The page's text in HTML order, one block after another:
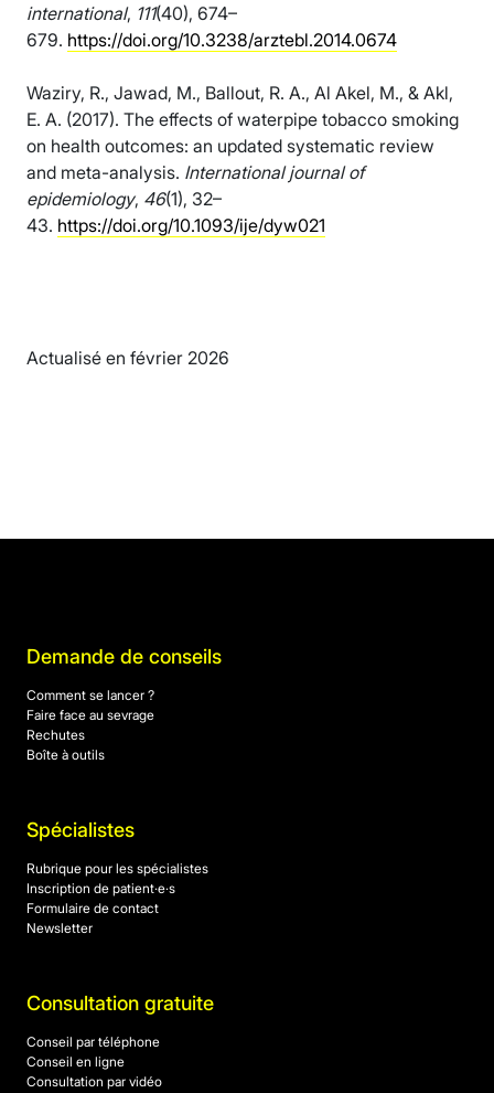
international, 111(40), 674–
679. https://doi.org/10.3238/arztebl.2014.0674
Waziry, R., Jawad, M., Ballout, R. A., Al Akel, M., & Akl,
E. A. (2017). The effects of waterpipe tobacco smoking
on health outcomes: an updated systematic review
and meta-analysis. International journal of
epidemiology, 46(1), 32–
43. https://doi.org/10.1093/ije/dyw021
Actualisé en février 2026
Demande de conseils
Comment se lancer ?
Faire face au sevrage
Rechutes
Boîte à outils
Spécialistes
Rubrique pour les spécialistes
Inscription de patient·e·s
Formulaire de contact
Newsletter
Consultation gratuite
Conseil par téléphone
Conseil en ligne
Consultation par vidéo